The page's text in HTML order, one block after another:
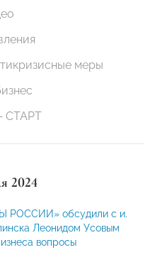
меры
СТАРТ
2024
РОССИИ» обсудили с и.
Леонидом Усовым
вопросы